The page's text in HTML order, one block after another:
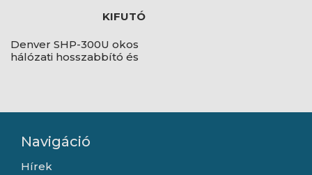
KIFUTÓ
Denver SHP-300U okos
hálózati hosszabbító és
Navigáció
Hírek